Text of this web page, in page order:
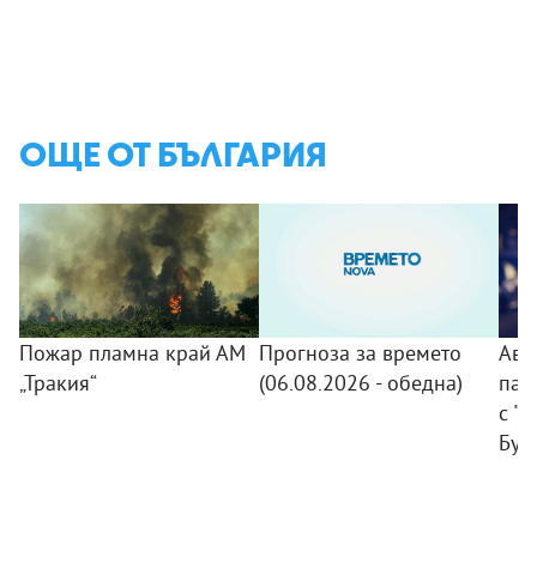
ОЩЕ ОТ БЪЛГАРИЯ
Пожар пламна край АМ
„Тракия“
Прогноза за времето
(06.08.2026 - обедна)
с